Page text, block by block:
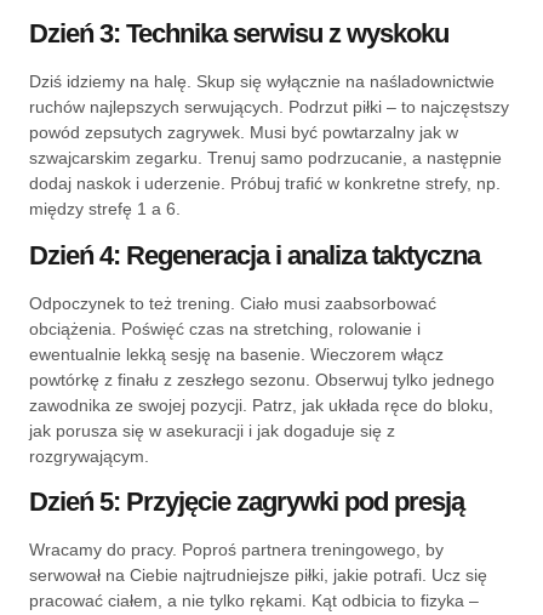
Dzień 3: Technika serwisu z wyskoku
Dziś idziemy na halę. Skup się wyłącznie na naśladownictwie
ruchów najlepszych serwujących. Podrzut piłki – to najczęstszy
powód zepsutych zagrywek. Musi być powtarzalny jak w
szwajcarskim zegarku. Trenuj samo podrzucanie, a następnie
dodaj naskok i uderzenie. Próbuj trafić w konkretne strefy, np.
między strefę 1 a 6.
Dzień 4: Regeneracja i analiza taktyczna
Odpoczynek to też trening. Ciało musi zaabsorbować
obciążenia. Poświęć czas na stretching, rolowanie i
ewentualnie lekką sesję na basenie. Wieczorem włącz
powtórkę z finału z zeszłego sezonu. Obserwuj tylko jednego
zawodnika ze swojej pozycji. Patrz, jak układa ręce do bloku,
jak porusza się w asekuracji i jak dogaduje się z
rozgrywającym.
Dzień 5: Przyjęcie zagrywki pod presją
Wracamy do pracy. Poproś partnera treningowego, by
serwował na Ciebie najtrudniejsze piłki, jakie potrafi. Ucz się
pracować ciałem, a nie tylko rękami. Kąt odbicia to fizyka –